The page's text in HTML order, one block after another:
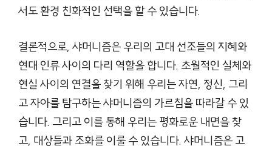
서도 환경 친화적인 선택을 할 수 있습니다.
결론적으로, 샤머니즘은 우리의 고대 선조들의 지혜와
현대 인류 사이의 다리 역할을 합니다. 초월적인 실체와
현실 사이의 연결을 찾기 위해 우리는 자연, 정신, 그리
고 자아를 탐구하는 샤머니즘의 가르침을 따라갈 수 있
습니다. 그리고 이를 통해 우리는 평화로운 내면을 찾
고, 대상들과 조화를 이룰 수 있습니다. 샤머니즘은 고